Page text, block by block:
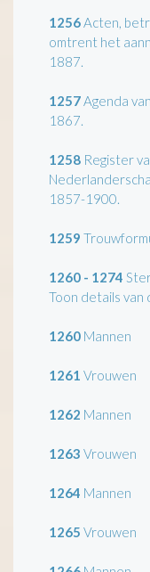
1256 Acten,
omtrent het
1887.
1257 Agenda
1867.
1258 Register
1857-1900.
1259
1260 - 1274
Toon details van
1260 Mannen
1261 Vrouwen
1262 Mannen
1263 Vrouwen
1264 Mannen
1265 Vrouwen